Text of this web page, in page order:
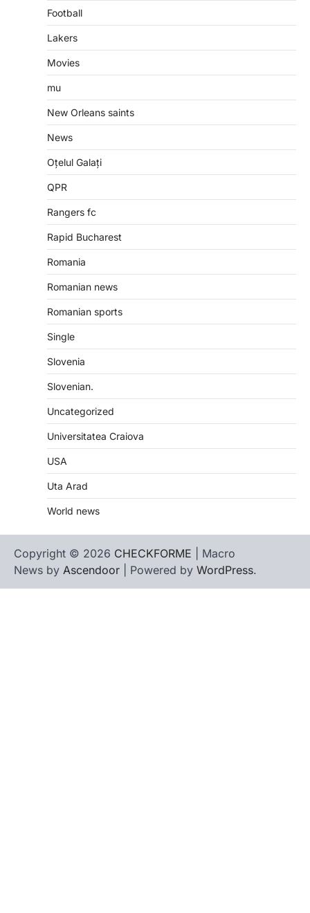
Football
Lakers
Movies
mu
New Orleans saints
News
Oțelul Galați
QPR
Rangers fc
Rapid Bucharest
Romania
Romanian news
Romanian sports
Single
Slovenia
Slovenian.
Uncategorized
Universitatea Craiova
USA
Uta Arad
World news
Copyright © 2026 CHECKFORME | Macro
News by Ascendoor | Powered by WordPress.